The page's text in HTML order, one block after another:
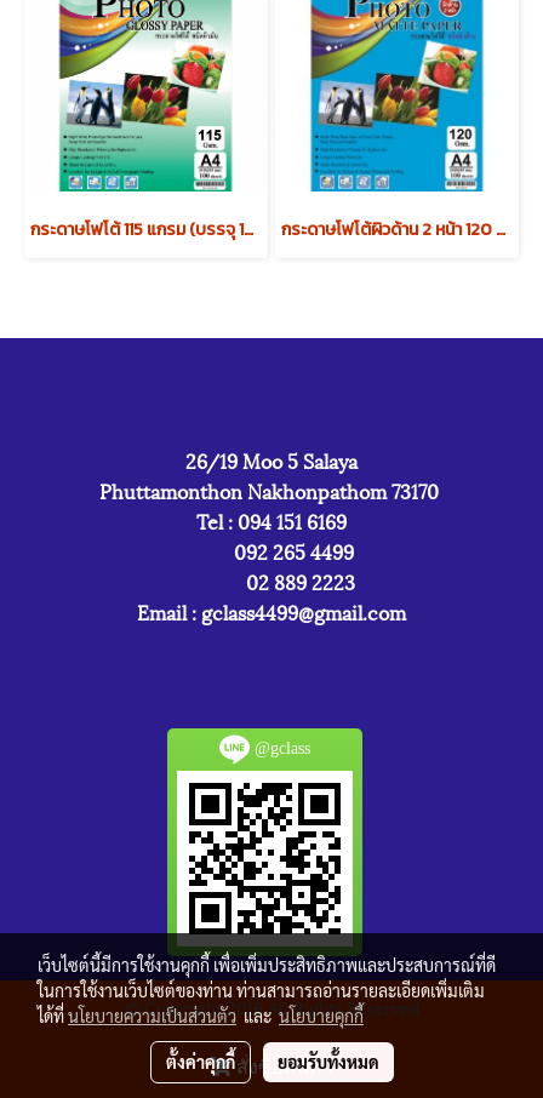
สั่งซื้อสินค้า
กระดาษโฟโต้ 115 แกรม (บรรจุ 100 แผ่น) กระดาษโฟโต้ผิวด้าน 2 หน้า 120 แกรม (บรรจุ 100 แผ่น)
26/19 Moo 5 Salaya
Phuttamonthon Nakhonpathom 73170
Tel : 094 151 6169
092 265 4499
02 889 2223
Email : gclass4499@gmail.com
@gclass
© Copyright 2016 All Rights Reserved
ผู้เข้าชมวันนี้ 1
เว็บไซต์นี้มีการใช้งานคุกกี้ เพื่อเพิ่มประสิทธิภาพและประสบการณ์ที่ดี
ในการใช้งานเว็บไซต์ของท่าน ท่านสามารถอ่านรายละเอียดเพิ่มเติม
ได้ที่นโยบายความเป็นส่วนตัวและนโยบายคุกกี้
ตั้งค่าคุกกี้ ยอมรับทั้งหมด